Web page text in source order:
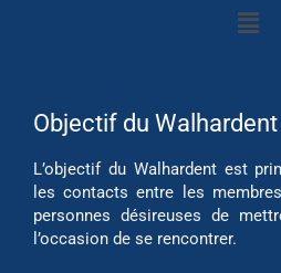
Objectif du Walhardent
L’objectif du Walhardent est
les contacts entre les
personnes désireuses de
l’occasion de se rencontrer.